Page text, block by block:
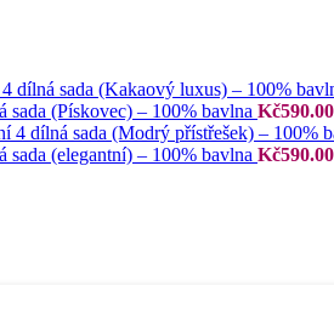
dílná sada (Kakaový luxus) – 100%
sada (Pískovec) – 100% bavlna Kč590.00
4 dílná sada (Modrý přístřešek) – 100%
sada (elegantní) – 100% bavlna Kč590.00